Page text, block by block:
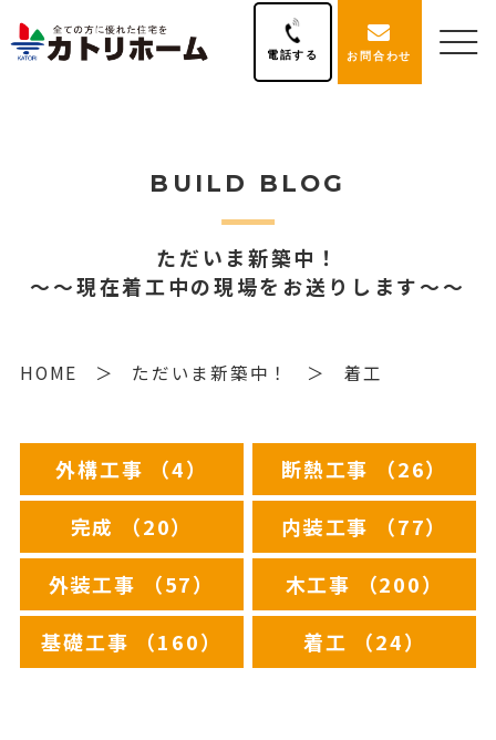
電話する お問合わせ
BUILD BLOG
ただいま新築中！
～～現在着工中の現場をお送りします～～
HOME ただいま新築中！ 着工
外構工事 （4）
断熱工事 （26）
完成 （20）
内装工事 （77）
外装工事 （57）
木工事 （200）
基礎工事 （160）
着工 （24）